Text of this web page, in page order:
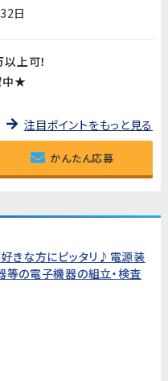
日
上可！
中★
注目ポイントをもっと見る
かんたん応募
好きな方にピッタリ♪電源装
等の電子機器の組立・検査